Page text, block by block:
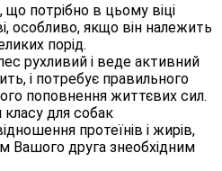
що потрібно в цьому віці
особливо, якщо він належить
порід.
рухливий і веде активний
і потребує правильного
поповнення життєвих сил.
для собак
протеїнів і жирів,
Вашого друга знеобхідним